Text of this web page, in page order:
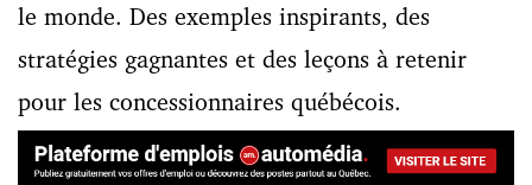
le monde. Des exemples inspirants, des
stratégies gagnantes et des leçons à retenir
pour les concessionnaires québécois.